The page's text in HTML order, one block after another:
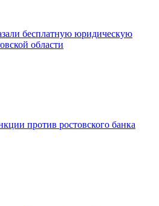
бесплатную юридическую
области
против ростовского банка